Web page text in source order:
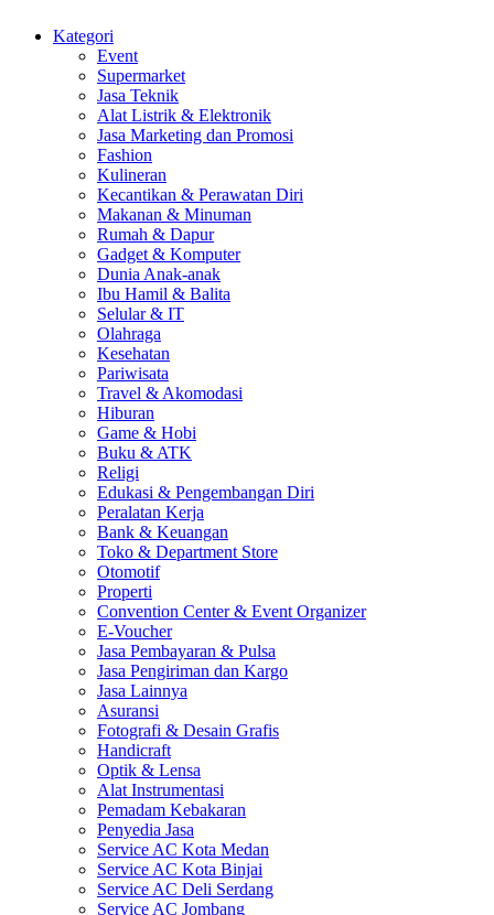
Kategori
Event
Supermarket
Jasa Teknik
Alat Listrik & Elektronik
Jasa Marketing dan Promosi
Fashion
Kulineran
Kecantikan & Perawatan Diri
Makanan & Minuman
Rumah & Dapur
Gadget & Komputer
Dunia Anak-anak
Ibu Hamil & Balita
Selular & IT
Olahraga
Kesehatan
Pariwisata
Travel & Akomodasi
Hiburan
Game & Hobi
Buku & ATK
Religi
Edukasi & Pengembangan Diri
Peralatan Kerja
Bank & Keuangan
Toko & Department Store
Otomotif
Properti
Convention Center & Event Organizer
E-Voucher
Jasa Pembayaran & Pulsa
Jasa Pengiriman dan Kargo
Jasa Lainnya
Asuransi
Fotografi & Desain Grafis
Handicraft
Optik & Lensa
Alat Instrumentasi
Pemadam Kebakaran
Penyedia Jasa
Service AC Kota Medan
Service AC Kota Binjai
Service AC Deli Serdang
Service AC Jombang